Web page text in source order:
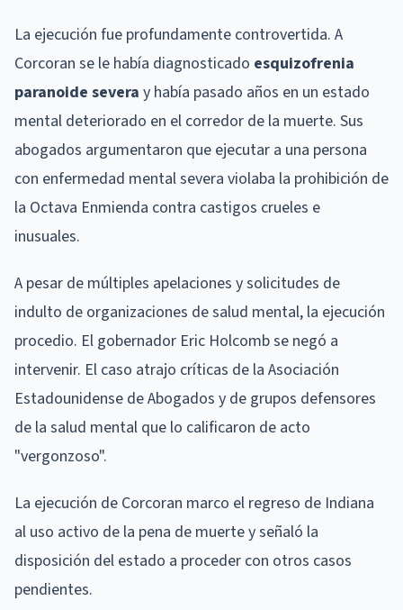
La ejecución fue profundamente controvertida. A
Corcoran se le había diagnosticado esquizofrenia
paranoide severa y había pasado años en un estado
mental deteriorado en el corredor de la muerte. Sus
abogados argumentaron que ejecutar a una persona
con enfermedad mental severa violaba la prohibición de
la Octava Enmienda contra castigos crueles e
inusuales.
A pesar de múltiples apelaciones y solicitudes de
indulto de organizaciones de salud mental, la ejecución
procedio. El gobernador Eric Holcomb se negó a
intervenir. El caso atrajo críticas de la Asociación
Estadounidense de Abogados y de grupos defensores
de la salud mental que lo calificaron de acto
"vergonzoso".
La ejecución de Corcoran marco el regreso de Indiana
al uso activo de la pena de muerte y señaló la
disposición del estado a proceder con otros casos
pendientes.